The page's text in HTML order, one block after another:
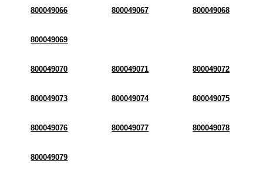
800049066 800049067 800049068
800049069
800049070 800049071 800049072
800049073 800049074 800049075
800049076 800049077 800049078
800049079